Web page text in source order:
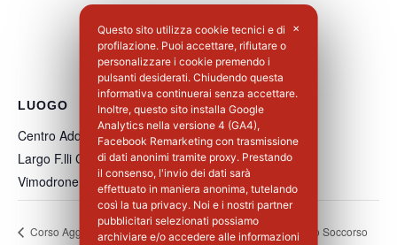
LUOGO
Centro Addestramento Vimodrone
Largo F.lli Cervi, 8
Vimodrone
MI 20900 Italia + Google Maps
Corso Aggiornamento Spazi
Corso Aggiornamento Primo Soccorso
✕
Questo sito utilizza cookie tecnici e di
profilazione. Puoi accettare, rifiutare o
personalizzare i cookie premendo i
pulsanti desiderati. Chiudendo questa
informativa continuerai senza accettare.
Inoltre, questo sito installa Google
Analytics nella versione 4 (GA4),
Facebook Remarketing con trasmissione
di dati anonimi tramite proxy. Prestando
il consenso, l'invio dei dati sarà
effettuato in maniera anonima, tutelando
così la tua privacy. Noi e i nostri partner
pubblicitari selezionati possiamo
archiviare e/o accedere alle informazioni